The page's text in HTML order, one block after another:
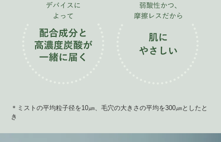
＊ミストの平均粒子径を10㎛、毛穴の大きさの平均を300㎛としたと
き